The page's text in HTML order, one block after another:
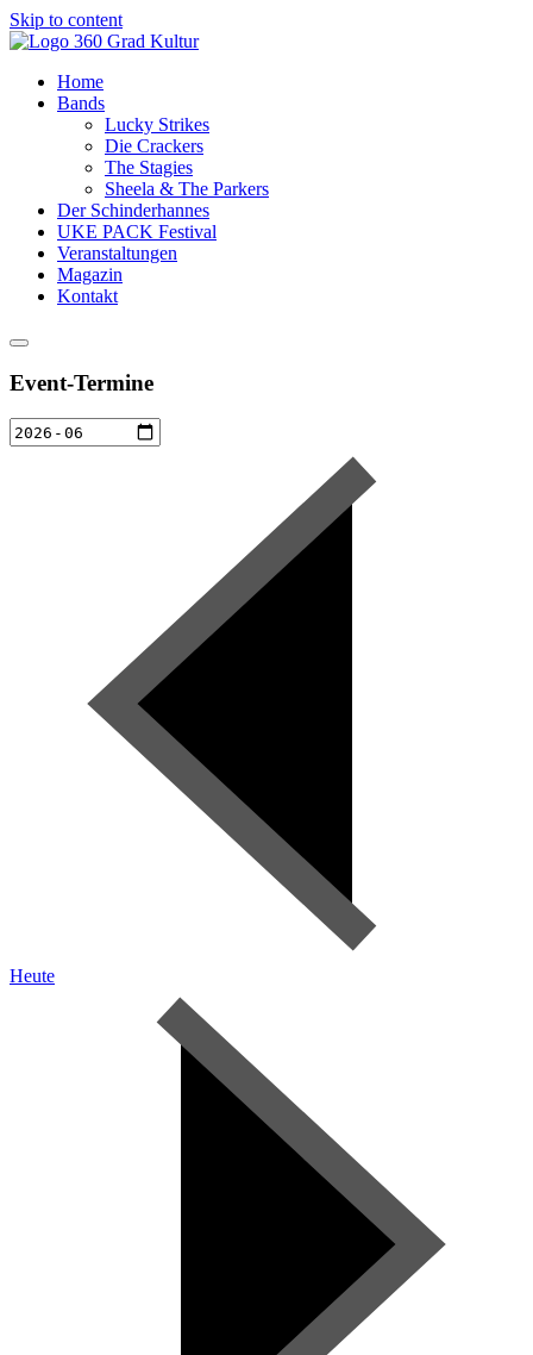
Skip to content
Home
Bands
Lucky Strikes
Die Crackers
The Stagies
Sheela & The Parkers
Der Schinderhannes
UKE PACK Festival
Veranstaltungen
Magazin
Kontakt
Event-Termine
Heute